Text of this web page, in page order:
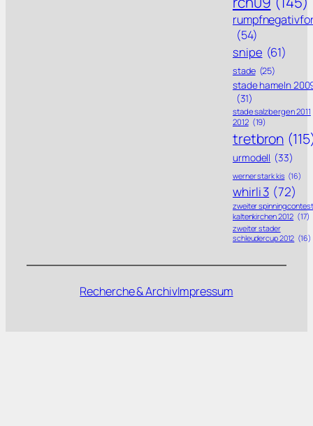
(54)
snipe (61)
stade (25)
stade hameln
(31)
stade salzbergen 2011
2012 (19)
tretbron
urmodell (33)
werner stark kis (16)
whirli 3 (72)
zweiter spinning contest
kaltenkirchen 2012 (17)
zweiter stader
schleudercup 2012 (16)
Recherche & ArchivImpressum